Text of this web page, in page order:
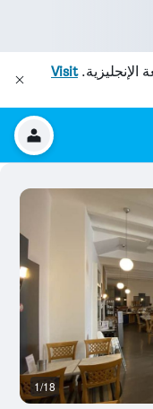
الإنجليزية.Visit
1/18